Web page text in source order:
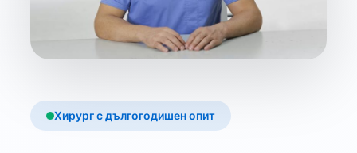
Хирург с дългогодишен опит